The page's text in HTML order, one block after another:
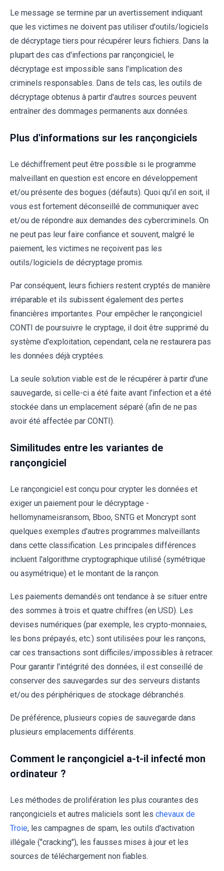
Le message se termine par un avertissement indiquant
que les victimes ne doivent pas utiliser d'outils/logiciels
de décryptage tiers pour récupérer leurs fichiers. Dans la
plupart des cas d'infections par rançongiciel, le
décryptage est impossible sans l'implication des
criminels responsables. Dans de tels cas, les outils de
décryptage obtenus à partir d'autres sources peuvent
entraîner des dommages permanents aux données.
Plus d'informations sur les rançongiciels
Le déchiffrement peut être possible si le programme
malveillant en question est encore en développement
et/ou présente des bogues (défauts). Quoi qu'il en soit, il
vous est fortement déconseillé de communiquer avec
et/ou de répondre aux demandes des cybercriminels. On
ne peut pas leur faire confiance et souvent, malgré le
paiement, les victimes ne reçoivent pas les
outils/logiciels de décryptage promis.
Par conséquent, leurs fichiers restent cryptés de manière
irréparable et ils subissent également des pertes
financières importantes. Pour empêcher le rançongiciel
CONTI de poursuivre le cryptage, il doit être supprimé du
système d'exploitation, cependant, cela ne restaurera pas
les données déjà cryptées.
La seule solution viable est de le récupérer à partir d'une
sauvegarde, si celle-ci a été faite avant l'infection et a été
stockée dans un emplacement séparé (afin de ne pas
avoir été affectée par CONTI).
Similitudes entre les variantes de
rançongiciel
Le rançongiciel est conçu pour crypter les données et
exiger un paiement pour le décryptage -
hellomynameisransom, Bboo, SNTG et Moncrypt sont
quelques exemples d'autres programmes malveillants
dans cette classification. Les principales différences
incluent l'algorithme cryptographique utilisé (symétrique
ou asymétrique) et le montant de la rançon.
Les paiements demandés ont tendance à se situer entre
des sommes à trois et quatre chiffres (en USD). Les
devises numériques (par exemple, les crypto-monnaies,
les bons prépayés, etc.) sont utilisées pour les rançons,
car ces transactions sont difficiles/impossibles à retracer.
Pour garantir l'intégrité des données, il est conseillé de
conserver des sauvegardes sur des serveurs distants
et/ou des périphériques de stockage débranchés.
De préférence, plusieurs copies de sauvegarde dans
plusieurs emplacements différents.
Comment le rançongiciel a-t-il infecté mon
ordinateur ?
Les méthodes de prolifération les plus courantes des
rançongiciels et autres maliciels sont les chevaux de
Troie, les campagnes de spam, les outils d'activation
illégale ("cracking"), les fausses mises à jour et les
sources de téléchargement non fiables.